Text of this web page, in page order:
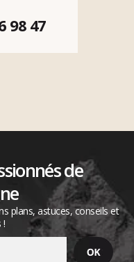
98 47
de
plans, astuces, conseils et
!